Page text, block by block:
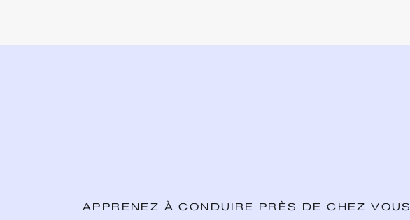
APPRENEZ À CONDUIRE PRÈS DE CHEZ VOUS